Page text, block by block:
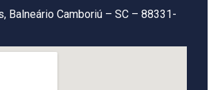
Balneário Camboriú – SC – 88331-